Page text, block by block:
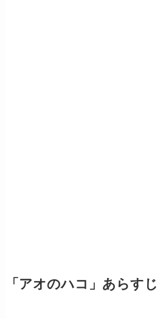
「アオのハコ」あらす